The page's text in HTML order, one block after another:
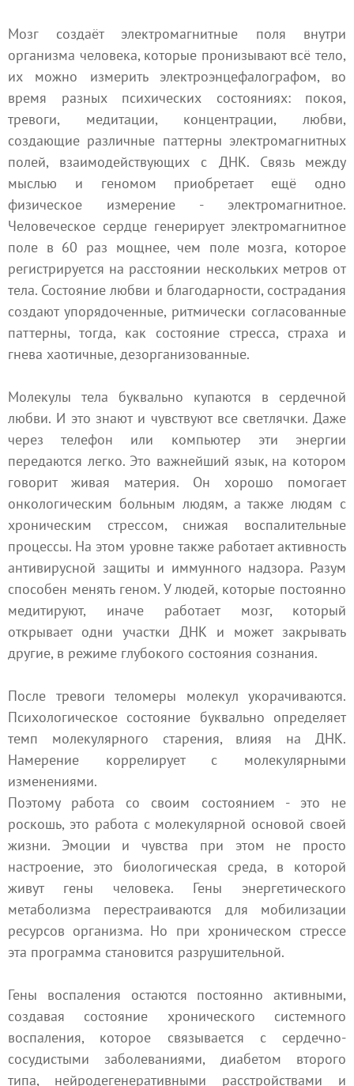
Мозг создаёт электромагнитные поля внутри
организма человека, которые пронизывают всё тело,
их можно измерить электроэнцефалографом, во
время разных психических состояниях: покоя,
тревоги, медитации, концентрации, любви,
создающие различные паттерны электромагнитных
полей, взаимодействующих с ДНК. Связь между
мыслью и геномом приобретает ещё одно
физическое измерение - электромагнитное.
Человеческое сердце генерирует электромагнитное
поле в 60 раз мощнее, чем поле мозга, которое
регистрируется на расстоянии нескольких метров от
тела. Состояние любви и благодарности, сострадания
создают упорядоченные, ритмически согласованные
паттерны, тогда, как состояние стресса, страха и
гнева хаотичные, дезорганизованные.
Молекулы тела буквально купаются в сердечной
любви. И это знают и чувствуют все светлячки. Даже
через телефон или компьютер эти энергии
передаются легко. Это важнейший язык, на котором
говорит живая материя. Он хорошо помогает
онкологическим больным людям, а также людям с
хроническим стрессом, снижая воспалительные
процессы. На этом уровне также работает активность
антивирусной защиты и иммунного надзора. Разум
способен менять геном. У людей, которые постоянно
медитируют, иначе работает мозг, который
открывает одни участки ДНК и может закрывать
другие, в режиме глубокого состояния сознания.
После тревоги теломеры молекул укорачиваются.
Психологическое состояние буквально определяет
темп молекулярного старения, влияя на ДНК.
Намерение коррелирует с молекулярными
изменениями.
Поэтому работа со своим состоянием - это не
роскошь, это работа с молекулярной основой своей
жизни. Эмоции и чувства при этом не просто
настроение, это биологическая среда, в которой
живут гены человека. Гены энергетического
метаболизма перестраиваются для мобилизации
ресурсов организма. Но при хроническом стрессе
эта программа становится разрушительной.
Гены воспаления остаются постоянно активными,
создавая состояние хронического системного
воспаления, которое связывается с сердечно-
сосудистыми заболеваниями, диабетом второго
типа, нейродегенеративными расстройствами и